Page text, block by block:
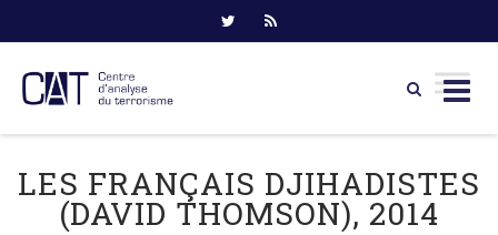
content
LES FRANÇAIS DJIHADISTES
(DAVID THOMSON), 2014